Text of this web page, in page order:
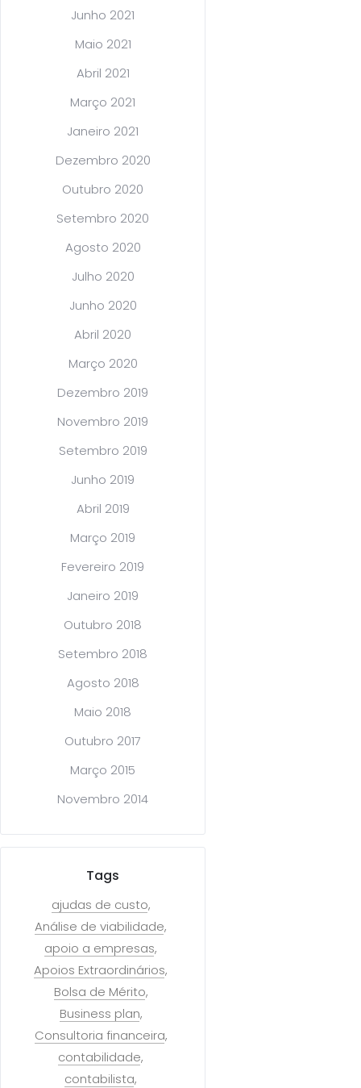
Junho 2021
Maio 2021
Abril 2021
Março 2021
Janeiro 2021
Dezembro 2020
Outubro 2020
Setembro 2020
Agosto 2020
Julho 2020
Junho 2020
Abril 2020
Março 2020
Dezembro 2019
Novembro 2019
Setembro 2019
Junho 2019
Abril 2019
Março 2019
Fevereiro 2019
Janeiro 2019
Outubro 2018
Setembro 2018
Agosto 2018
Maio 2018
Outubro 2017
Março 2015
Novembro 2014
Tags
ajudas de custo
Análise de viabilidade
apoio a empresas
Apoios Extraordinários
Bolsa de Mérito
Business plan
Consultoria financeira
contabilidade
contabilista